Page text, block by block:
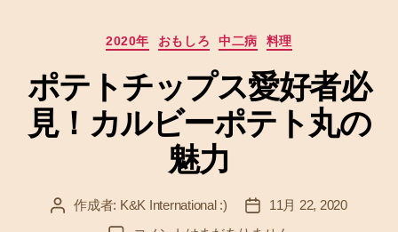
カ
ゴ
リ
ー
2020年 おもしろ 中二病 料理
ポテトチップス愛好者必
見！カルビーポテト丸の
魅力
投 作成者: K&K International :)
投
稿
11月 22, 2020